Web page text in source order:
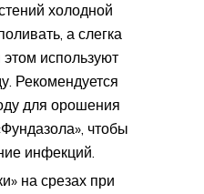
холодной
а слегка
этом используют
Рекомендуется
для орошения
чтобы
инфекций.
на срезах при